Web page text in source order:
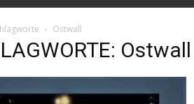
Ostwall
Ostwall